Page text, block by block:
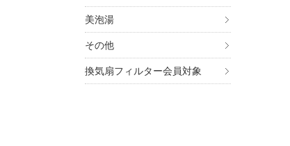
美泡湯
その他
換気扇フィルター会員対象